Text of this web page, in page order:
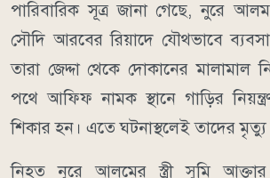
পারিবারিক সূত্র জানা গেছে, নুরে
সৌদি আরবের রিয়াদে যৌথভাবে
তারা জেদ্দা থেকে দোকানের মালামাল
পথে আফিফ নামক স্থানে গাড়ির
শিকার হন। এতে ঘটনাস্থলেই তাদের
নিহত নূরে আলমের স্ত্রী সুমি